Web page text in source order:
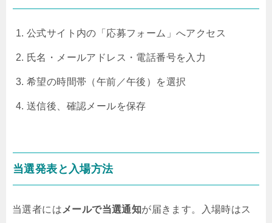
公式サイト内の「応募フォーム」へアクセス
氏名・メールアドレス・電話番号を入力
希望の時間帯（午前／午後）を選択
送信後、確認メールを保存
当選発表と入場方法
当選者には メールで当選通知が届きます。入場時はス